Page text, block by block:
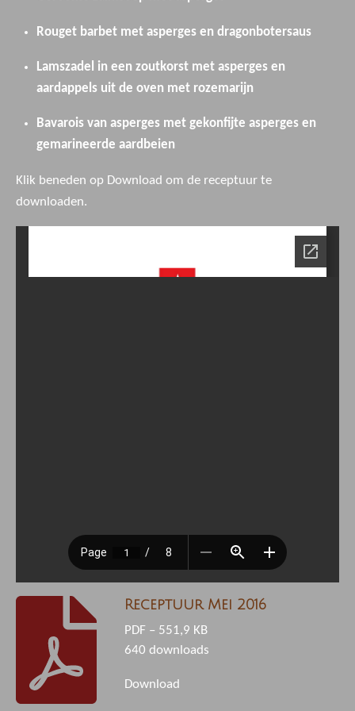
Rouget barbet met asperges en dragonbotersaus
Lamszadel in een zoutkorst met asperges en
aardappels uit de oven met rozemarijn
Bavarois van asperges met gekonfijte asperges en
gemarineerde aardbeien
Klik beneden op Download om de receptuur te
downloaden.
Receptuur Mei 2016
PDF – 551,9 KB
640 downloads
Download